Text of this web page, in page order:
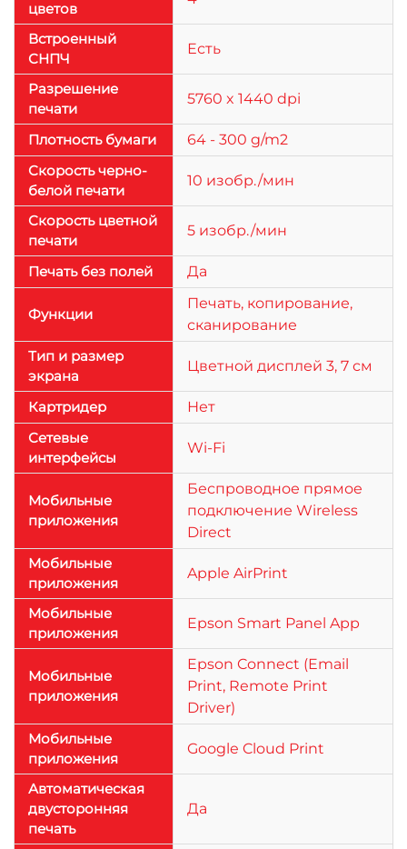
цветов
Встроенный
СНПЧ
Есть
Разрешение
печати
5760 x 1440 dpi
Плотность бумаги
64 - 300 g/m2
Скорость черно-
белой печати
10 изобр./мин
Скорость цветной
печати
5 изобр./мин
Печать без полей Да
Функции
Печать, копирование,
сканирование
Тип и размер
экрана
Цветной дисплей 3, 7 см
Картридер
Нет
Сетевые
интерфейсы
Wi-Fi
Мобильные
приложения
Беспроводное прямое
подключение Wireless
Direct
Мобильные
приложения
Apple AirPrint
Мобильные
приложения
Epson Smart Panel App
Мобильные
приложения
Epson Connect (Email
Print, Remote Print
Driver)
Мобильные
приложения
Google Cloud Print
Автоматическая
двусторонняя
печать
Да